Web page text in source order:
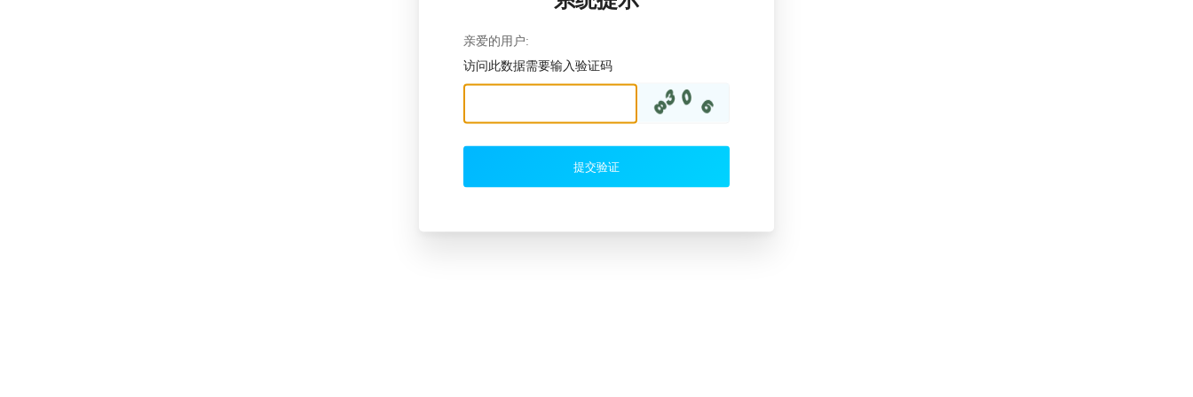
亲爱的用户:
访问此数据需要输入验证码